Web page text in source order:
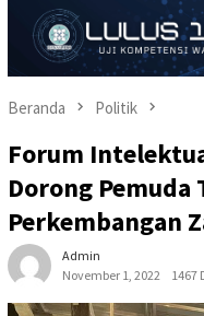
Beranda Politik
Forum
Dorong Pemuda
Perkembangan
Admin
November 1, 2022
1467